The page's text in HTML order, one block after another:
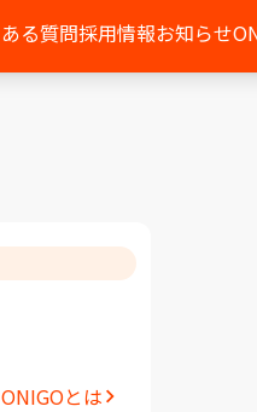
る質問採用情報お知らせ
ONIGOとは